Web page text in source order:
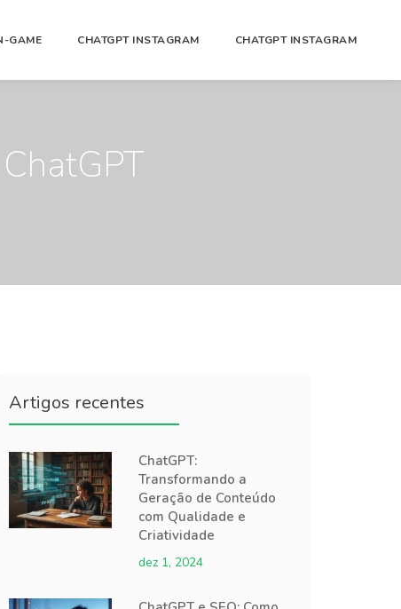
GAME CHATGPT INSTAGRAM CHATGPT INSTAGRAM
Artigos recentes
ChatGPT:
Transformando a
Geração de Conteúdo
com Qualidade e
Criatividade
dez 1, 2024